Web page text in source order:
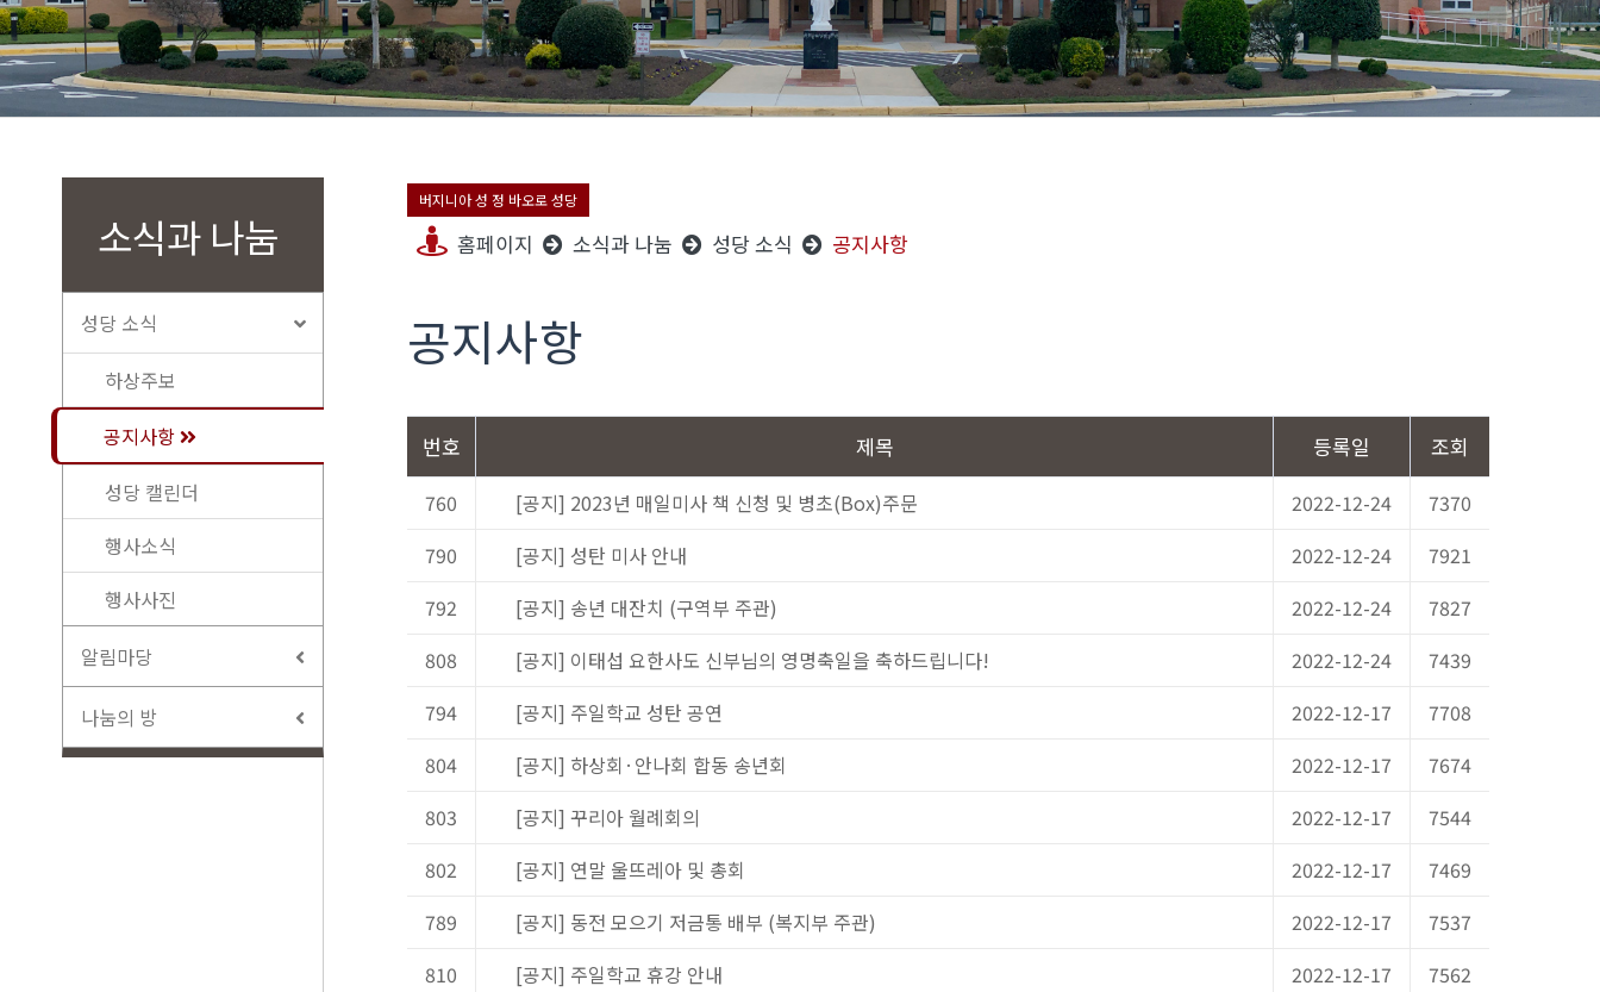
소식과 나눔
성당 소식
하상주보
공지사항
성당 캘린더
행사소식
행사사진
알림마당
나눔의 방
버지니아 성 정 바오로 성당
홈페이지 소식과 나눔 성당 소식 공지사항
공지사항
번호 제목 등록일 조회
760 [공지] 2023년 매일미사 책 신청 및 병초(Box)주문 2022-12-24
7370
790
[공지] 성탄 미사 안내 2022-12-24
7921
792
[공지] 송년 대잔치 (구역부 주관) 2022-12-24
7827
808
[공지] 이태섭 요한사도 신부님의 영명축일을 축하드립니다! 2022-12-24
7439
794
[공지] 주일학교 성탄 공연 2022-12-17
7708
804
[공지] 하상회·안나회 합동 송년회 2022-12-17
7674
803
[공지] 꾸리아 월례회의 2022-12-17
7544
802
[공지] 연말 울뜨레아 및 총회 2022-12-17
7469
789
[공지] 동전 모으기 저금통 배부 (복지부 주관) 2022-12-17
7537
810
[공지] 주일학교 휴강 안내 2022-12-17
7562